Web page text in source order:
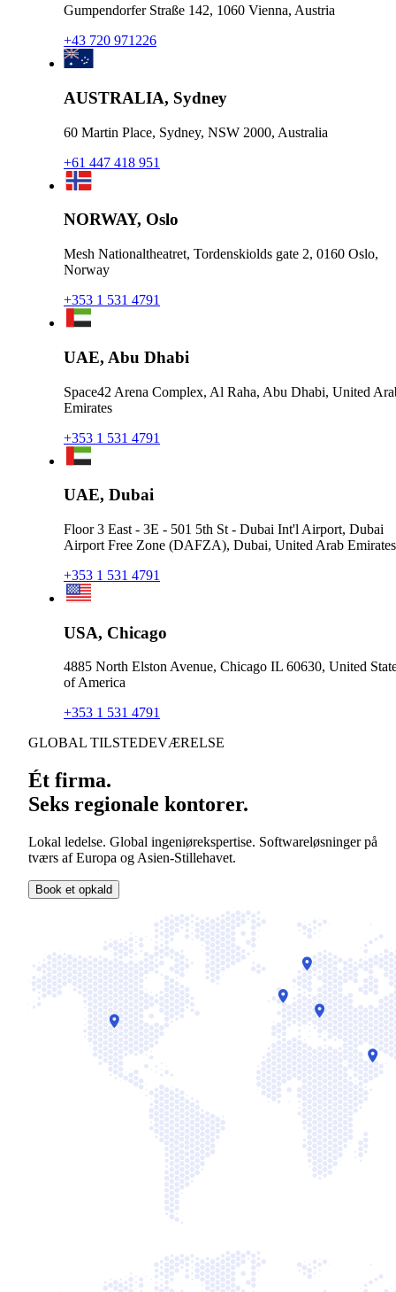
Gumpendorfer Straße 142, 1060 Vienna, Austria
+43 720 971226
AUSTRALIA, Sydney
60 Martin Place, Sydney, NSW 2000, Australia
+61 447 418 951
NORWAY, Oslo
Mesh Nationaltheatret, Tordenskiolds gate 2, 0160 Oslo,
Norway
+353 1 531 4791
UAE, Abu Dhabi
Space42 Arena Complex, Al Raha, Abu Dhabi, United
Emirates
+353 1 531 4791
UAE, Dubai
Floor 3 East - 3E - 501 5th St - Dubai Int'l Airport, Dubai
Airport Free Zone (DAFZA), Dubai, United Arab Emirates
+353 1 531 4791
USA, Chicago
4885 North Elston Avenue, Chicago IL 60630, United
of America
+353 1 531 4791
GLOBAL TILSTEDEVÆRELSE
Ét firma.
Seks regionale kontorer.
Lokal ledelse. Global ingeniørekspertise. Softwareløsninger på
tværs af Europa og Asien-Stillehavet.
Book et opkald